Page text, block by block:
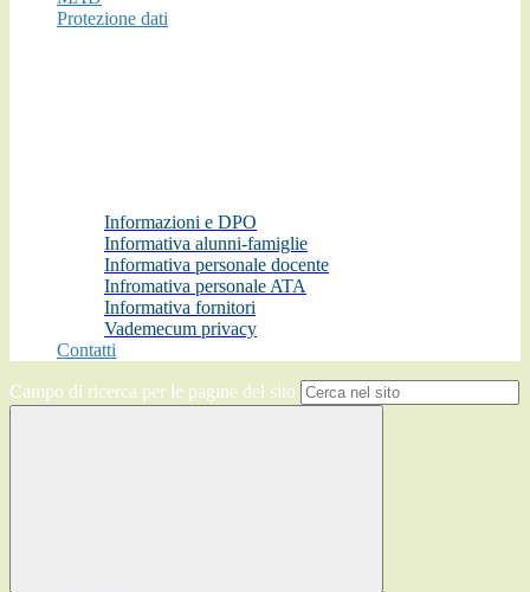
Protezione dati
Informazioni e DPO
Informativa alunni-famiglie
Informativa personale docente
Infromativa personale ATA
Informativa fornitori
Vademecum privacy
Contatti
Campo di ricerca per le pagine del sito